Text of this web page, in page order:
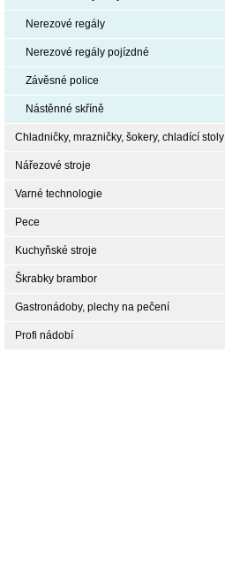
Nerezové regály
Nerezové regály pojízdné
Závěsné police
Nástěnné skříně
Chladničky, mrazničky, šokery, chladící stoly
Nářezové stroje
Varné technologie
Pece
Kuchyňské stroje
Škrabky brambor
Gastronádoby, plechy na pečení
Profi nádobí